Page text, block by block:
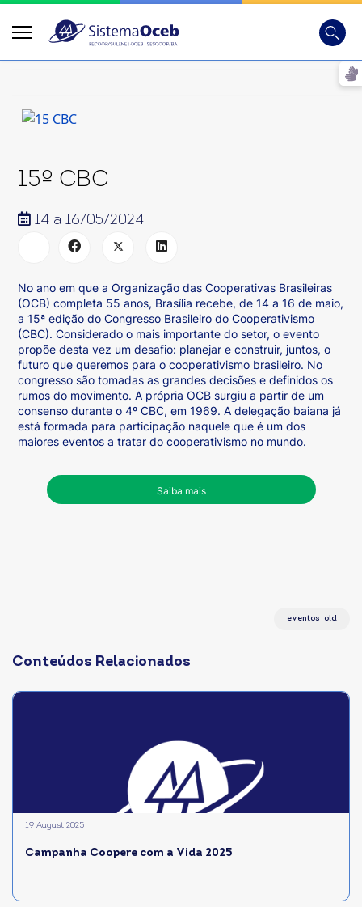
Busca
15º CBC
14 a 16/05/2024
No ano em que a Organização das Cooperativas Brasileiras
(OCB) completa 55 anos, Brasília recebe, de 14 a 16 de maio,
a 15ª edição do Congresso Brasileiro do Cooperativismo
(CBC). Considerado o mais importante do setor, o evento
propõe desta vez um desafio: planejar e construir, juntos, o
futuro que queremos para o cooperativismo brasileiro. No
congresso são tomadas as grandes decisões e definidos os
rumos do movimento. A própria OCB surgiu a partir de um
consenso durante o 4º CBC, em 1969. A delegação baiana já
está formada para participação naquele que é um dos
maiores eventos a tratar do cooperativismo no mundo.
Saiba mais
eventos_old
Conteúdos Relacionados
Campanha Coopere com a Vida 2025
19 August 2025